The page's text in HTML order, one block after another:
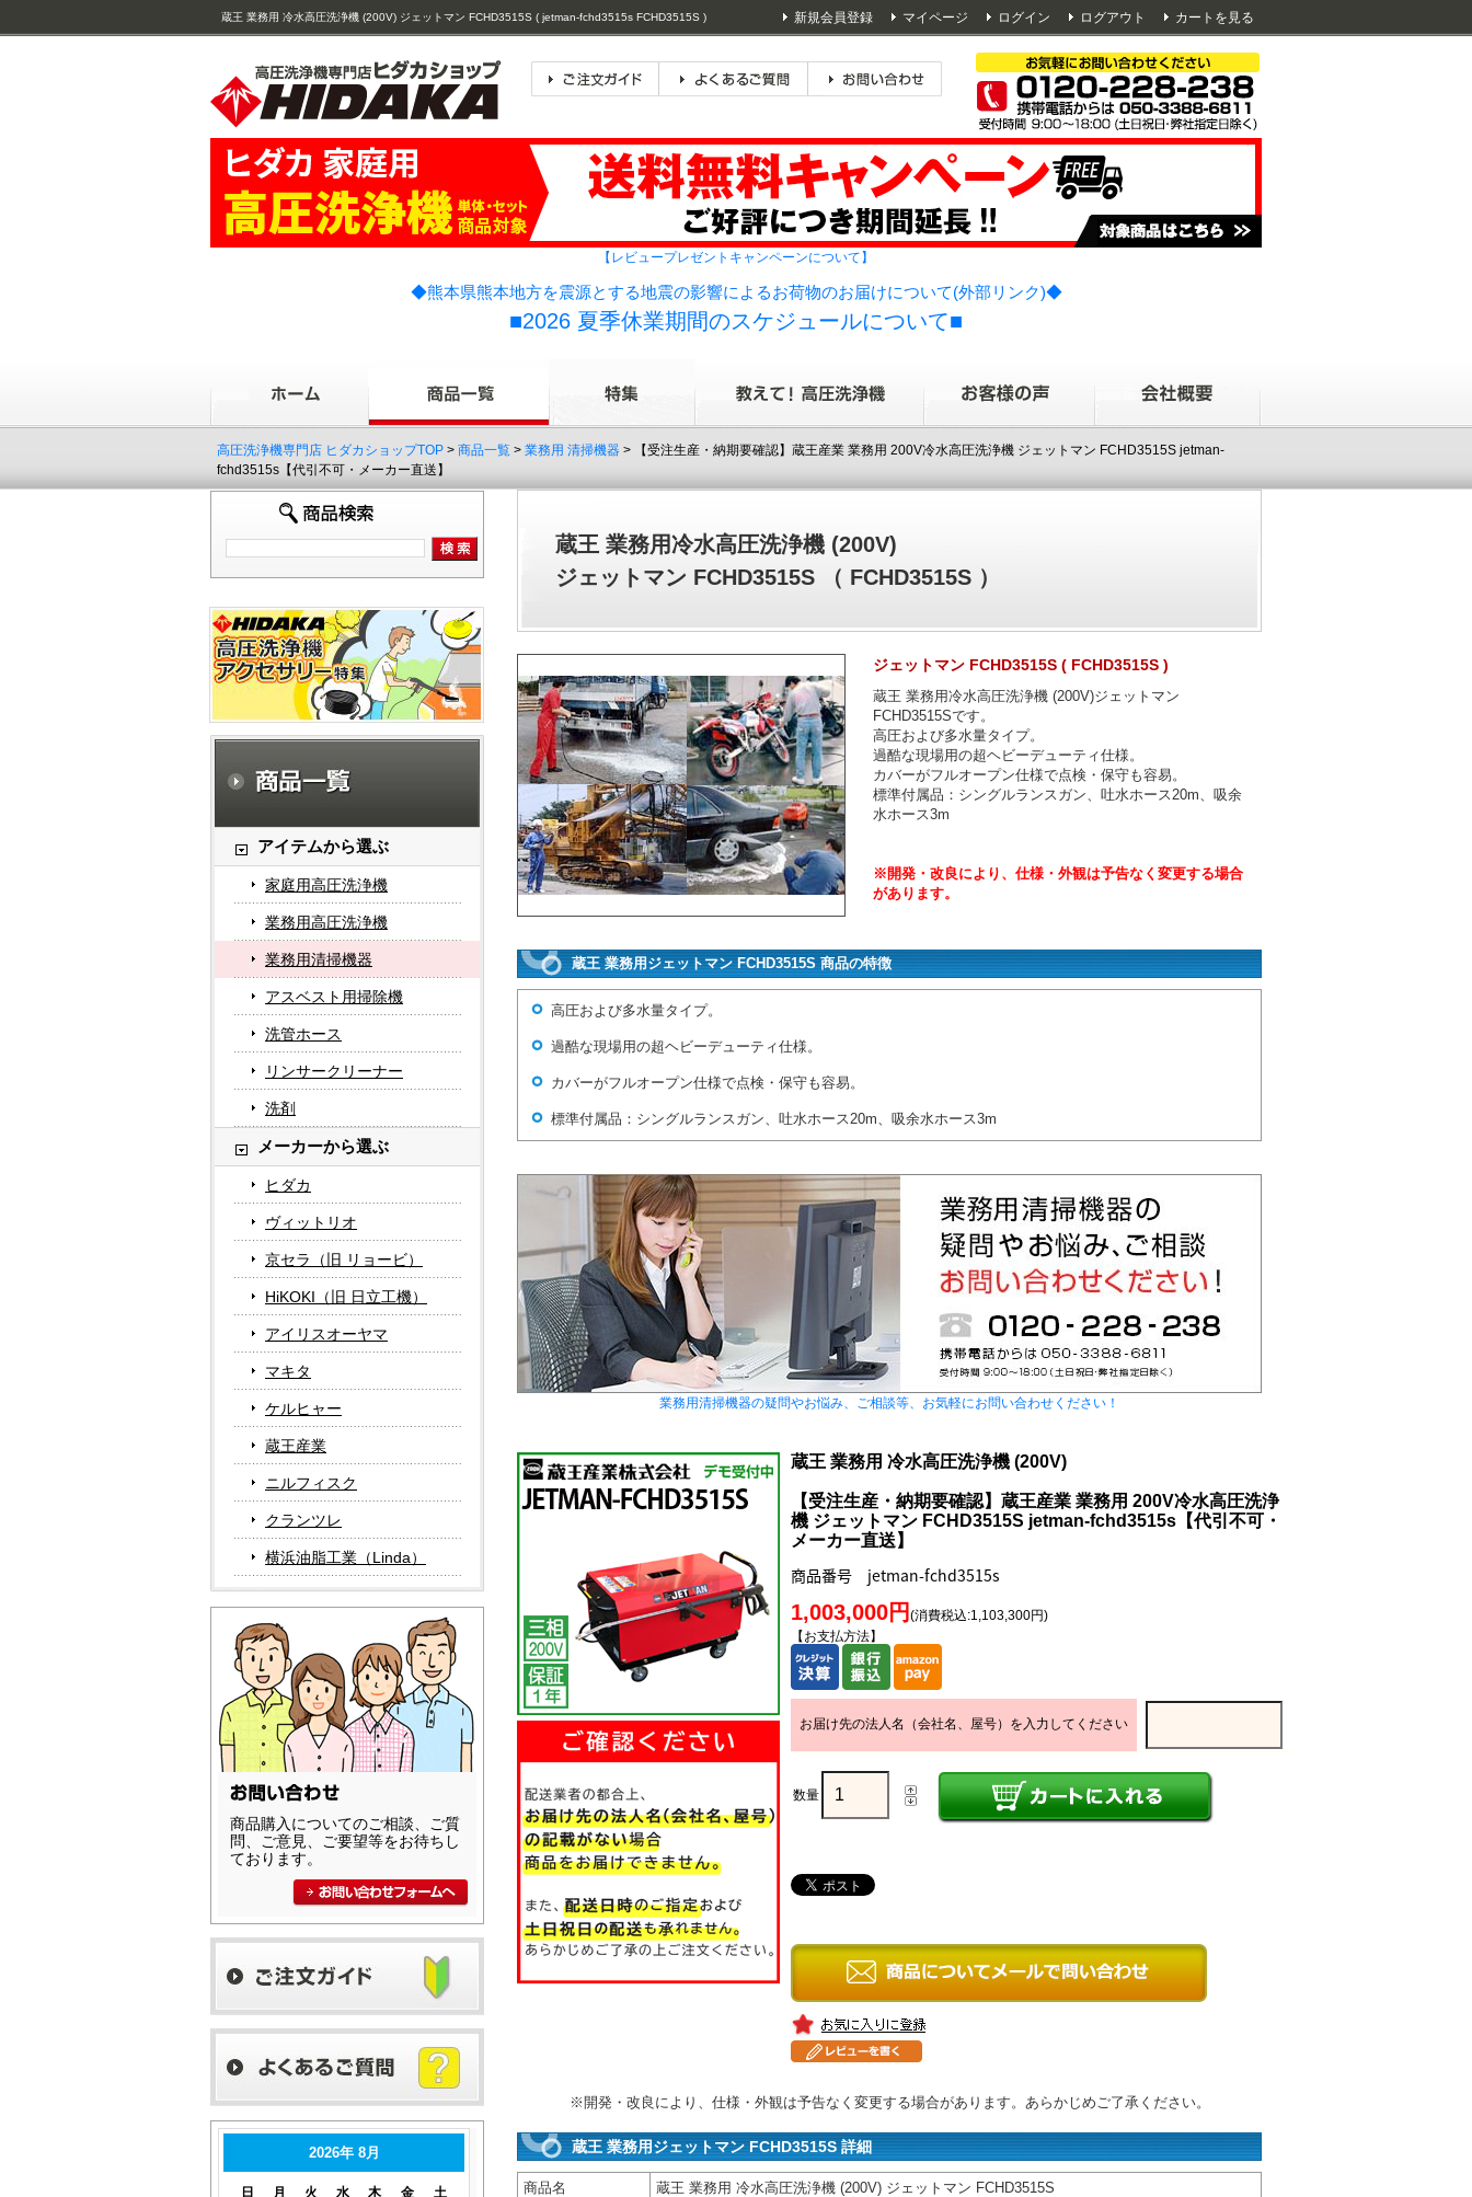
蔵王 業務用 冷水高圧洗浄機 (200V) ジェットマン FCHD3515S ( jetman-fchd3515s FCHD3515S ) 新規会員登録 マイページ ログイン ログアウト カートを見る
【レビュープレゼントキャンペーンについて】
◆熊本県熊本地方を震源とする地震の影響によるお荷物のお届けについて(外部リンク)◆
■2026 夏季休業期間のスケジュールについて■
高圧洗浄機専門店 ヒダカショップTOP > 商品一覧 > 業務用 清掃機器 > 【受注生産・納期要確認】蔵王産業 業務用 200V冷水高圧洗浄機 ジェットマン FCHD3515S jetman-
fchd3515s【代引不可・メーカー直送】
アイテムから選ぶ
家庭用高圧洗浄機
業務用高圧洗浄機
業務用清掃機器
アスベスト用掃除機
洗管ホース
リンサークリーナー
洗剤
メーカーから選ぶ
ヒダカ
ヴィットリオ
京セラ（旧 リョービ）
HiKOKI（旧 日立工機）
アイリスオーヤマ
マキタ
ケルヒャー
蔵王産業
ニルフィスク
クランツレ
横浜油脂工業（Linda）
商品購入についてのご相談、ご質
問、ご意見、ご要望等をお待ちし
ております。
蔵王 業務用冷水高圧洗浄機 (200V)
ジェットマン FCHD3515S （ FCHD3515S ）
ジェットマン FCHD3515S ( FCHD3515S )
蔵王 業務用冷水高圧洗浄機 (200V)ジェットマン
FCHD3515Sです。
高圧および多水量タイプ。
過酷な現場用の超ヘビーデューティ仕様。
カバーがフルオープン仕様で点検・保守も容易。
標準付属品：シングルランスガン、吐水ホース20m、吸余
水ホース3m
※開発・改良により、仕様・外観は予告なく変更する場合
があります。
蔵王 業務用ジェットマン FCHD3515S 商品の特徴
高圧および多水量タイプ。
過酷な現場用の超ヘビーデューティ仕様。
カバーがフルオープン仕様で点検・保守も容易。
標準付属品：シングルランスガン、吐水ホース20m、吸余水ホース3m
業務用清掃機器の疑問やお悩み、ご相談等、お気軽にお問い合わせください！
蔵王 業務用 冷水高圧洗浄機 (200V)
【受注生産・納期要確認】蔵王産業 業務用 200V冷水高圧洗浄
機 ジェットマン FCHD3515S jetman-fchd3515s【代引不可・
メーカー直送】
商品番号 jetman-fchd3515s
1,003,000円 (消費税込:1,103,300円)
【お支払方法】
お届け先の法人名（会社名、屋号）を入力してください
数量
※開発・改良により、仕様・外観は予告なく変更する場合があります。あらかじめご了承ください。
蔵王 業務用ジェットマン FCHD3515S 詳細
商品名
蔵王 業務用 冷水高圧洗浄機 (200V) ジェットマン FCHD3515S